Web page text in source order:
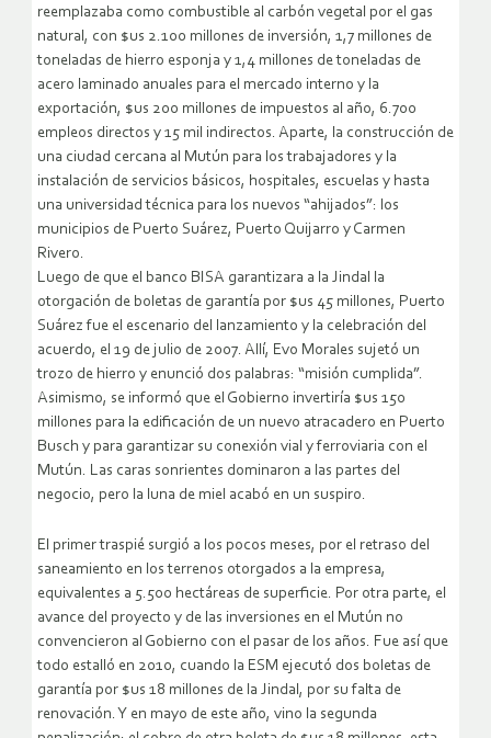
reemplazaba como combustible al carbón vegetal por el gas
natural, con $us 2.100 millones de inversión, 1,7 millones de
toneladas de hierro esponja y 1,4 millones de toneladas de
acero laminado anuales para el mercado interno y la
exportación, $us 200 millones de impuestos al año, 6.700
empleos directos y 15 mil indirectos. Aparte, la construcción de
una ciudad cercana al Mutún para los trabajadores y la
instalación de servicios básicos, hospitales, escuelas y hasta
una universidad técnica para los nuevos “ahijados”: los
municipios de Puerto Suárez, Puerto Quijarro y Carmen
Rivero.
Luego de que el banco BISA garantizara a la Jindal la
otorgación de boletas de garantía por $us 45 millones, Puerto
Suárez fue el escenario del lanzamiento y la celebración del
acuerdo, el 19 de julio de 2007. Allí, Evo Morales sujetó un
trozo de hierro y enunció dos palabras: “misión cumplida”.
Asimismo, se informó que el Gobierno invertiría $us 150
millones para la edificación de un nuevo atracadero en Puerto
Busch y para garantizar su conexión vial y ferroviaria con el
Mutún. Las caras sonrientes dominaron a las partes del
negocio, pero la luna de miel acabó en un suspiro.
El primer traspié surgió a los pocos meses, por el retraso del
saneamiento en los terrenos otorgados a la empresa,
equivalentes a 5.500 hectáreas de superficie. Por otra parte, el
avance del proyecto y de las inversiones en el Mutún no
convencieron al Gobierno con el pasar de los años. Fue así que
todo estalló en 2010, cuando la ESM ejecutó dos boletas de
garantía por $us 18 millones de la Jindal, por su falta de
renovación. Y en mayo de este año, vino la segunda